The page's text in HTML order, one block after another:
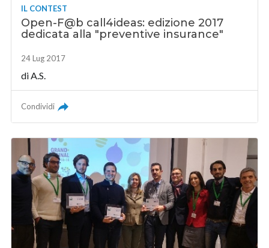
IL CONTEST
Open-F@b call4ideas: edizione 2017
dedicata alla "preventive insurance"
24 Lug 2017
di A.S.
Condividi